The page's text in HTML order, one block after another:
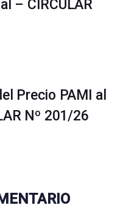
– CIRCULAR
Precio PAMI al
Nº 201/26